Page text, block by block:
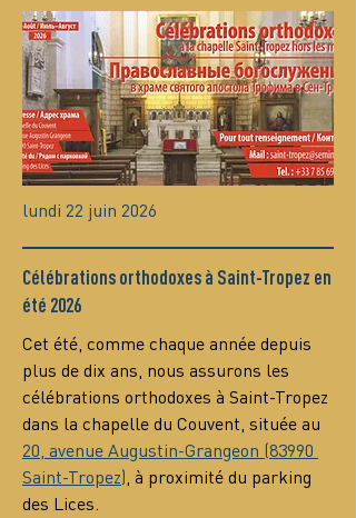
lundi 22 juin 2026
Célébrations orthodoxes à Saint-Tropez en
été 2026
Cet été, comme chaque année depuis
plus de dix ans, nous assurons les
célébrations orthodoxes à Saint-Tropez
dans la chapelle du Couvent, située au
20, avenue Augustin-Grangeon (83990
Saint-Tropez), à proximité du parking
des Lices.